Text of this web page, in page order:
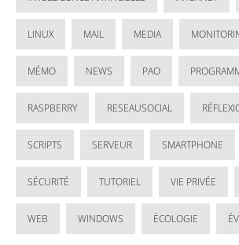
LINUX MAIL MEDIA
MÉMO NEWS PAO
RASPBERRY RESEAUSOCIAL
SCRIPTS SERVEUR SMARTPHONE
SÉCURITÉ TUTORIEL VIE PRIVÉE
WEB WINDOWS ÉCOLOGIE